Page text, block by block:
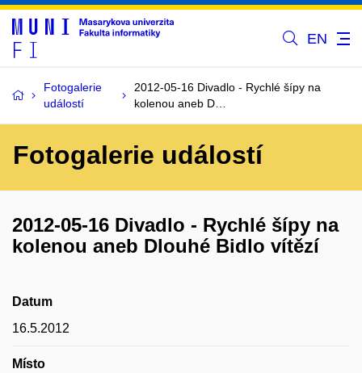
EN
Fotogalerie
událostí
2012-05-16 Divadlo - Rychlé šípy na
kolenou aneb D…
Fotogalerie událostí
2012-05-16 Divadlo - Rychlé šípy na
kolenou aneb Dlouhé Bidlo vítězí
Datum
16.5.2012
Místo